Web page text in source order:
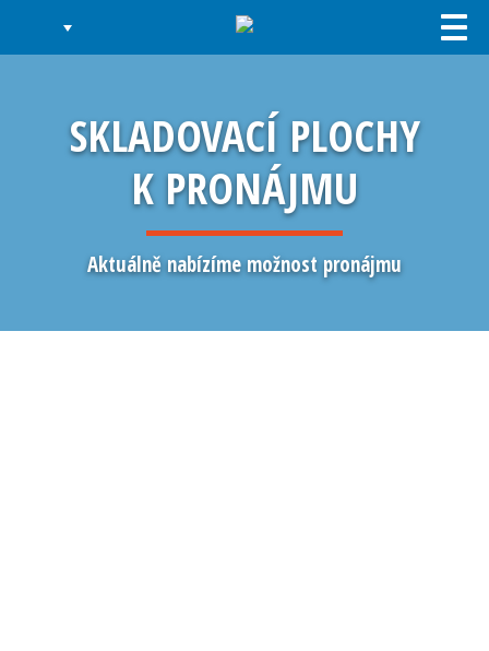
SKLADOVACÍ PLOCHY
K PRONÁJMU
Aktuálně nabízíme možnost pronájmu